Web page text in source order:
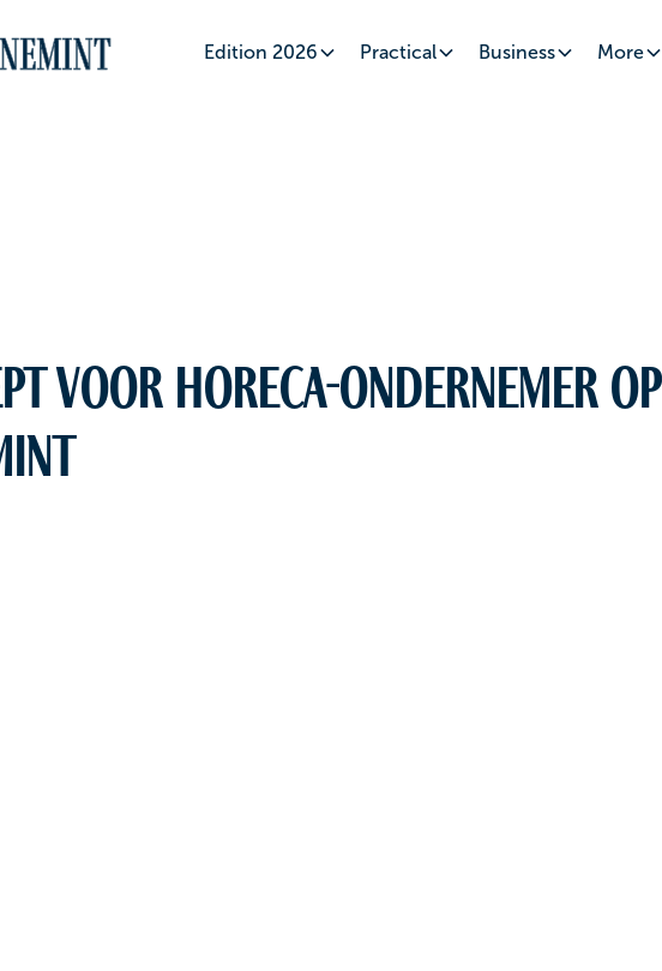
Edition 2026 Practical Business More
voor horeca-ondernemer op